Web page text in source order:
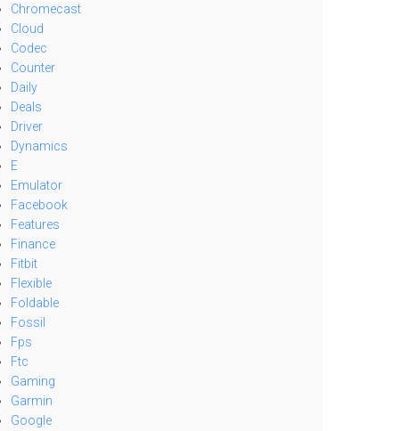
Chromecast
Cloud
Codec
Counter
Daily
Deals
Driver
Dynamics
E
Emulator
Facebook
Features
Finance
Fitbit
Flexible
Foldable
Fossil
Fps
Ftc
Gaming
Garmin
Google